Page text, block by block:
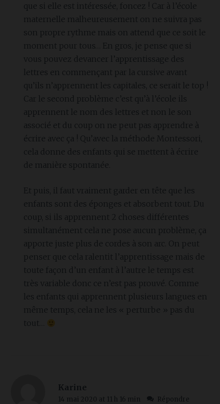
que si elle est intéressée, foncez ! Car à l’école
maternelle malheureusement on ne suivra pas
son propre rythme mais on attend que ce soit le
moment pour tous… En gros, je pense que si
vous pouvez devancer l’apprentissage des
lettres en commençant par la cursive avant
qu’ils n’apprennent les capitales, ce serait le top !
Car le second problème c’est qu’à l’école ils
apprennent le nom des lettres et non le son
associé et du coup on ne peut pas apprendre à
écrire avec ça ! Qu’avec la méthode Montessori,
cela donne des enfants qui se mettent à écrire
de manière spontanée.
Et puis, il faut vraiment garder en tête que les
enfants sont des éponges et absorbent tout. Du
coup, si ils apprennent 2 choses différentes
simultanément cela ne pose aucun problème, ça
apporte juste plus de cordes à son arc. On peut
penser que cela ralentit l’apprentissage mais de
toute façon d’un enfant à l’autre le temps est
très variable donc ce n’est pas prouvé. Comme
les enfants qui apprennent plusieurs langues en
même temps, cela ne les « perturbe » pas du
tout…
Karine
14 mai 2020 at 11 h 16 min Répondre